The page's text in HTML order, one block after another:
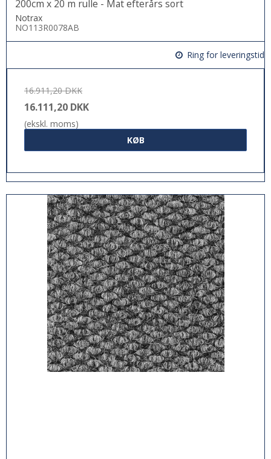
200cm x 20 m rulle - Mat efterårs sort
Notrax
NO113R0078AB
Ring for leveringstid
16.911,20 DKK
16.111,20 DKK
(ekskl. moms)
KØB